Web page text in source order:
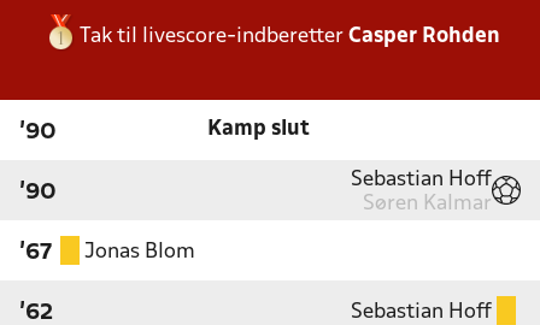
Tak til livescore-indberetter Casper Rohden
'90 Kamp slut
'90
Sebastian Hoff
Søren Kalmar
'67 Jonas Blom
'62 Sebastian Hoff